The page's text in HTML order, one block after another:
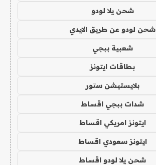
شحن يلا لودو
شحن لودو عن طريق الايدي
شعبية ببجي
بطاقات ايتونز
بلايستيشن ستور
شدات ببجي اقساط
ايتونز امريكي اقساط
ايتونز سعودي اقساط
شحن يلا لودو اقساط